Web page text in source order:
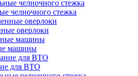
челночного стежка
оверлоки
машины
для ВТО